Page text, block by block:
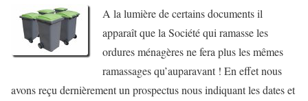
A la lumière de certains documents il
apparaît que la Société qui ramasse les
ordures ménagères ne fera plus les mêmes
ramassages qu’auparavant ! En effet nous
avons reçu dernièrement un prospectus nous indiquant les dates et